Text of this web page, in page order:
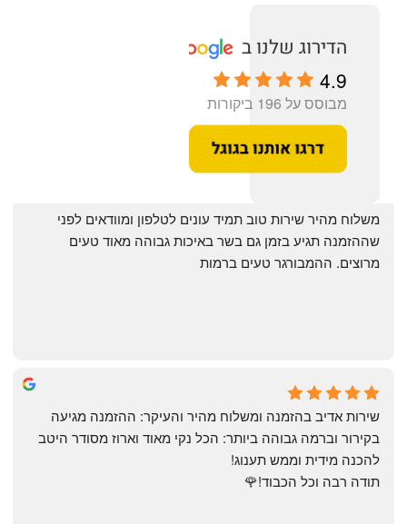
4.9
מבוסס על 196 ביקורות
May Azulay
a month ago
מרוצים. ההמבורגר טעים ברמות
להכנה מידית וממש תענוג!
תודה רבה וכל הכבוד!🌹